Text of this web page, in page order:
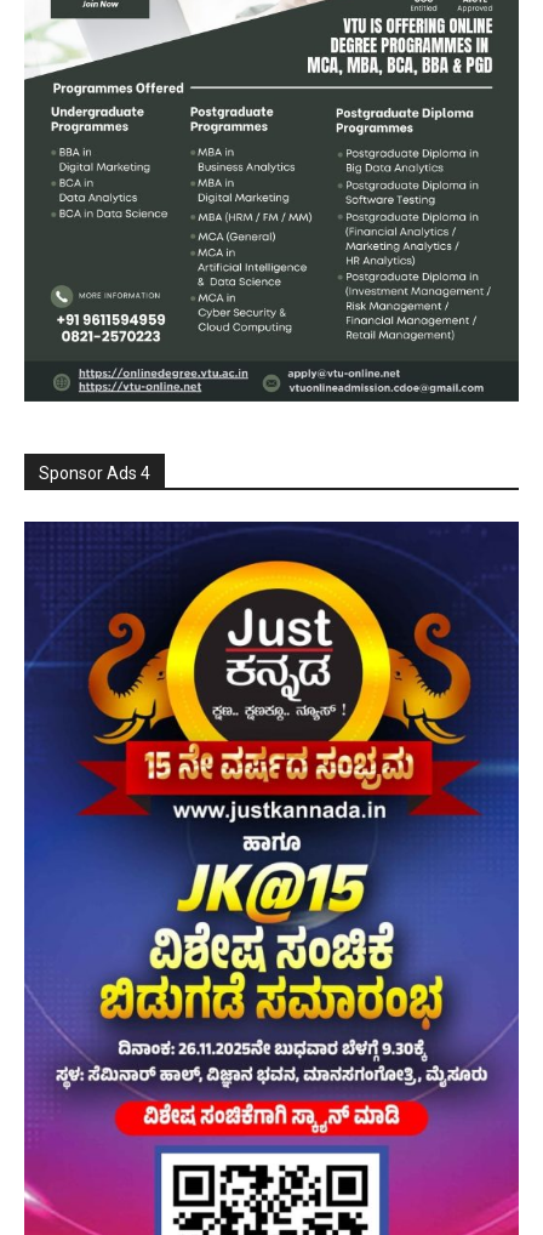
Sponsor Ads 4